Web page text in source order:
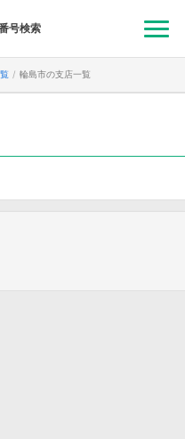
号検索
輪島市の支店一覧